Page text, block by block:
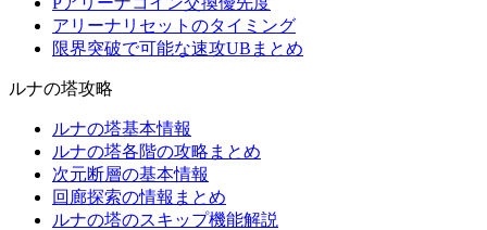
アリーナリセットのタイミング
限界突破で可能な速攻UBまとめ
ルナの塔攻略
ルナの塔基本情報
ルナの塔各階の攻略まとめ
次元断層の基本情報
回廊探索の情報まとめ
ルナの塔のスキップ機能解説